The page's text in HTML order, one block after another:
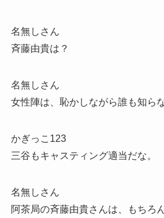
名無しさん
斉藤由貴は？
名無しさん
女性陣は、恥かしながら誰も知ら
かぎっこ123
三谷もキャスティング適当だな。
名無しさん
阿茶局の斉藤由貴さんは、もちろ